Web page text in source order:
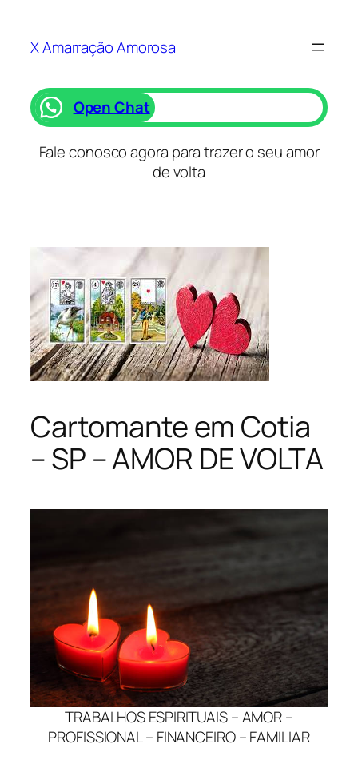
X Amarração Amorosa
Open Chat
Fale conosco agora para trazer o seu amor
de volta
Cartomante em Cotia
– SP – AMOR DE VOLTA
TRABALHOS ESPIRITUAIS – AMOR –
PROFISSIONAL – FINANCEIRO – FAMILIAR